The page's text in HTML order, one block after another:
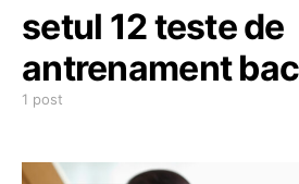
setul 12 teste de
antrenament bac
1 post